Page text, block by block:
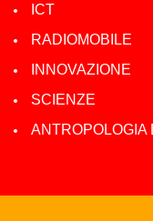
ICT
RADIOMOBILE
INNOVAZIONE
SCIENZE
ANTROPOLOGIA